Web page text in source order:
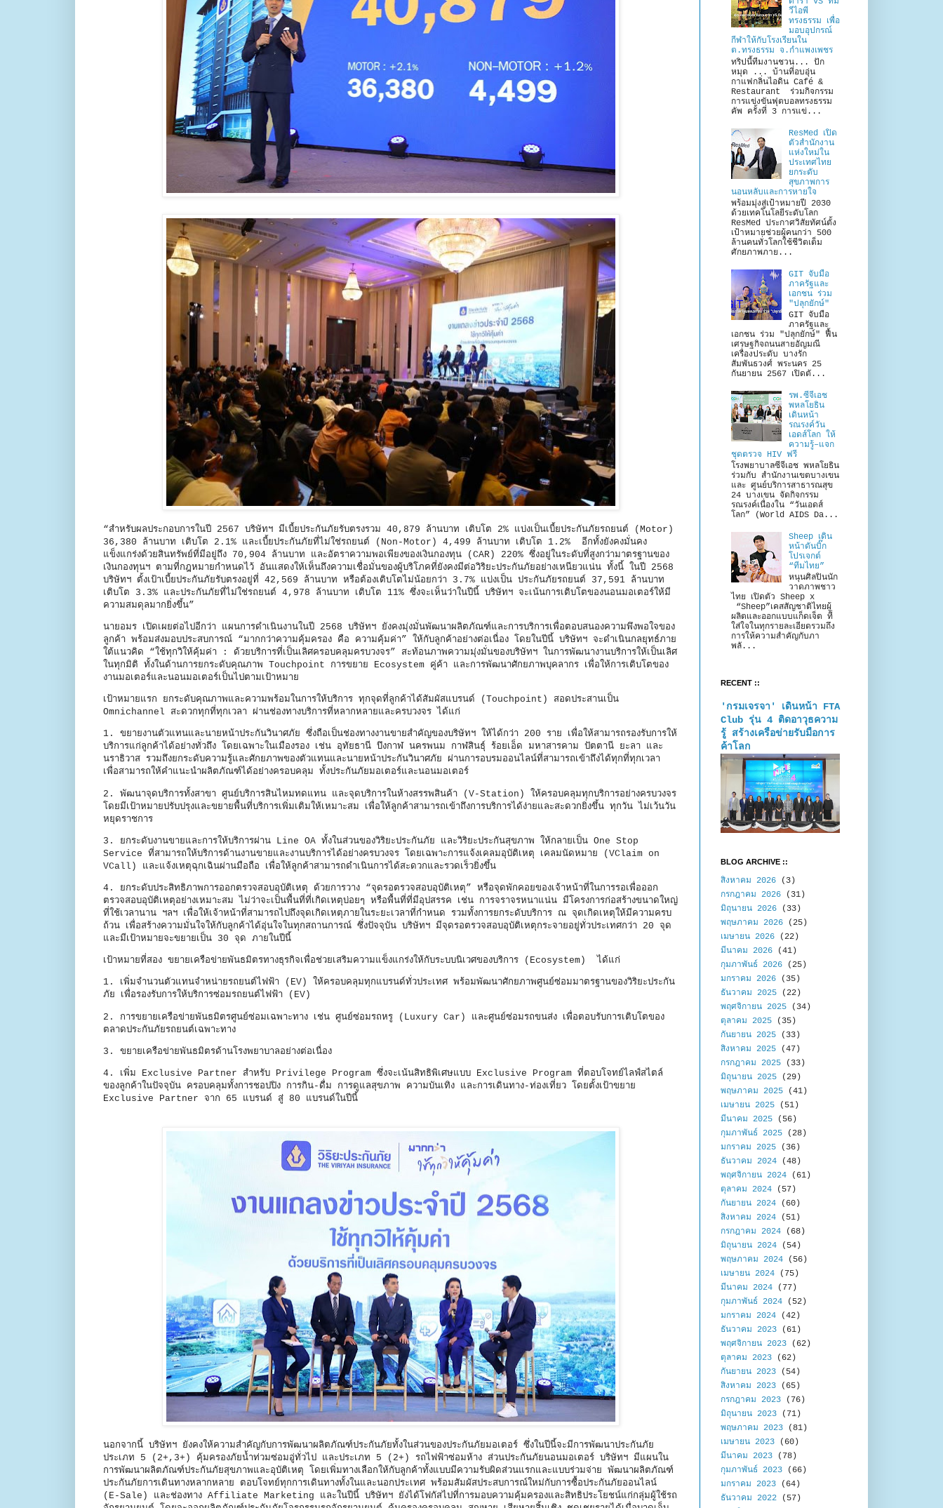
“สำหรับผลประกอบการในปี 2567 บริษัทฯ มีเบี้ยประกันภัยรับตรงรวม 40,879 ล้านบาท เติบโต 2% แบ่งเป็นเบี้ยประกันภัยรถยนต์ (Motor)
36,380 ล้านบาท เติบโต 2.1% และเบี้ยประกันภัยที่ไม่ใช่รถยนต์ (Non-Motor) 4,499 ล้านบาท เติบโต 1.2% อีกทั้งยังคงมั่นคง
แข็งแกร่งด้วยสินทรัพย์ที่มีอยู่ถึง 70,904 ล้านบาท และอัตราความพอเพียงของเงินกองทุน (CAR) 220% ซึ่งอยู่ในระดับที่สูงกว่ามาตรฐานของ
เงินกองทุนฯ ตามที่กฎหมายกำหนดไว้ อันแสดงให้เห็นถึงความเชื่อมั่นของผู้บริโภคที่ยังคงมีต่อวิริยะประกันภัยอย่างเหนียวแน่น ทั้งนี้ ในปี 2568
บริษัทฯ ตั้งเป้าเบี้ยประกันภัยรับตรงอยู่ที่ 42,569 ล้านบาท หรือต้องเติบโตไม่น้อยกว่า 3.7% แบ่งเป็น ประกันภัยรถยนต์ 37,591 ล้านบาท
เติบโต 3.3% และประกันภัยที่ไม่ใช่รถยนต์ 4,978 ล้านบาท เติบโต 11% ซึ่งจะเห็นว่าในปีนี้ บริษัทฯ จะเน้นการเติบโตของนอนมอเตอร์ให้มี
ความสมดุลมากยิ่งขึ้น”
นายอมร เปิดเผยต่อไปอีกว่า แผนการดำเนินงานในปี 2568 บริษัทฯ ยังคงมุ่งมั่นพัฒนาผลิตภัณฑ์และการบริการเพื่อตอบสนองความพึงพอใจของ
ลูกค้า พร้อมส่งมอบประสบการณ์ “มากกว่าความคุ้มครอง คือ ความคุ้มค่า” ให้กับลูกค้าอย่างต่อเนื่อง โดยในปีนี้ บริษัทฯ จะดำเนินกลยุทธ์ภาย
ใต้แนวคิด “ใช้ทุกวิให้คุ้มค่า : ด้วยบริการที่เป็นเลิศครอบคลุมครบวงจร” สะท้อนภาพความมุ่งมั่นของบริษัทฯ ในการพัฒนางานบริการให้เป็นเลิศ
ในทุกมิติ ทั้งในด้านการยกระดับคุณภาพ Touchpoint การขยาย Ecosystem คู่ค้า และการพัฒนาศักยภาพบุคลากร เพื่อให้การเติบโตของ
งานมอเตอร์และนอนมอเตอร์เป็นไปตามเป้าหมาย
เป้าหมายแรก ยกระดับคุณภาพและความพร้อมในการให้บริการ ทุกจุดที่ลูกค้าได้สัมผัสแบรนด์ (Touchpoint) สอดประสานเป็น
Omnichannel สะดวกทุกที่ทุกเวลา ผ่านช่องทางบริการที่หลากหลายและครบวงจร ได้แก่
1. ขยายงานตัวแทนและนายหน้าประกันวินาศภัย ซึ่งถือเป็นช่องทางงานขายสำคัญของบริษัทฯ ให้ได้กว่า 200 ราย เพื่อให้สามารถรองรับการให้
บริการแก่ลูกค้าได้อย่างทั่วถึง โดยเฉพาะในเมืองรอง เช่น อุทัยธานี บึงกาฬ นครพนม กาฬสินธุ์ ร้อยเอ็ด มหาสารคาม ปัตตานี ยะลา และ
นราธิวาส รวมถึงยกระดับความรู้และศักยภาพของตัวแทนและนายหน้าประกันวินาศภัย ผ่านการอบรมออนไลน์ที่สามารถเข้าถึงได้ทุกที่ทุกเวลา
เพื่อสามารถให้คำแนะนำผลิตภัณฑ์ได้อย่างครอบคลุม ทั้งประกันภัยมอเตอร์และนอนมอเตอร์
2. พัฒนาจุดบริการทั้งสาขา ศูนย์บริการสินไหมทดแทน และจุดบริการในห้างสรรพสินค้า (V-Station) ให้ครอบคลุมทุกบริการอย่างครบวงจร
โดยมีเป้าหมายปรับปรุงและขยายพื้นที่บริการเพิ่มเติมให้เหมาะสม เพื่อให้ลูกค้าสามารถเข้าถึงการบริการได้ง่ายและสะดวกยิ่งขึ้น ทุกวัน ไม่เว้นวัน
หยุดราชการ
3. ยกระดับงานขายและการให้บริการผ่าน Line OA ทั้งในส่วนของวิริยะประกันภัย และวิริยะประกันสุขภาพ ให้กลายเป็น One Stop
Service ที่สามารถให้บริการด้านงานขายและงานบริการได้อย่างครบวงจร โดยเฉพาะการแจ้งเคลมอุบัติเหตุ เคลมนัดหมาย (VClaim on
VCall) และแจ้งเหตุฉุกเฉินผ่านมือถือ เพื่อให้ลูกค้าสามารถดำเนินการได้สะดวกและรวดเร็วยิ่งขึ้น
4. ยกระดับประสิทธิภาพการออกตรวจสอบอุบัติเหตุ ด้วยการวาง “จุดรอตรวจสอบอุบัติเหตุ” หรือจุดพักคอยของเจ้าหน้าที่ในการรอเพื่อออก
ตรวจสอบอุบัติเหตุอย่างเหมาะสม ไม่ว่าจะเป็นพื้นที่ที่เกิดเหตุบ่อยๆ หรือพื้นที่ที่มีอุปสรรค เช่น การจราจรหนาแน่น มีโครงการก่อสร้างขนาดใหญ่
ที่ใช้เวลานาน ฯลฯ เพื่อให้เจ้าหน้าที่สามารถไปถึงจุดเกิดเหตุภายในระยะเวลาที่กำหนด รวมทั้งการยกระดับบริการ ณ จุดเกิดเหตุให้มีความครบ
ถ้วน เพื่อสร้างความมั่นใจให้กับลูกค้าได้อุ่นใจในทุกสถานการณ์ ซึ่งปัจจุบัน บริษัทฯ มีจุดรอตรวจสอบอุบัติเหตุกระจายอยู่ทั่วประเทศกว่า 20 จุด
และมีเป้าหมายจะขยายเป็น 30 จุด ภายในปีนี้
เป้าหมายที่สอง ขยายเครือข่ายพันธมิตรทางธุรกิจเพื่อช่วยเสริมความแข็งแกร่งให้กับระบบนิเวศของบริการ (Ecosystem) ได้แก่
1. เพิ่มจำนวนตัวแทนจำหน่ายรถยนต์ไฟฟ้า (EV) ให้ครอบคลุมทุกแบรนด์ทั่วประเทศ พร้อมพัฒนาศักยภาพศูนย์ซ่อมมาตรฐานของวิริยะประกัน
ภัย เพื่อรองรับการให้บริการซ่อมรถยนต์ไฟฟ้า (EV)
2. การขยายเครือข่ายพันธมิตรศูนย์ซ่อมเฉพาะทาง เช่น ศูนย์ซ่อมรถหรู (Luxury Car) และศูนย์ซ่อมรถขนส่ง เพื่อตอบรับการเติบโตของ
ตลาดประกันภัยรถยนต์เฉพาะทาง
3. ขยายเครือข่ายพันธมิตรด้านโรงพยาบาลอย่างต่อเนื่อง
4. เพิ่ม Exclusive Partner สำหรับ Privilege Program ซึ่งจะเน้นสิทธิพิเศษแบบ Exclusive Program ที่ตอบโจทย์ไลฟ์สไตล์
ของลูกค้าในปัจจุบัน ครอบคลุมทั้งการชอปปิง การกิน-ดื่ม การดูแลสุขภาพ ความบันเทิง และการเดินทาง-ท่องเที่ยว โดยตั้งเป้าขยาย
Exclusive Partner จาก 65 แบรนด์ สู่ 80 แบรนด์ในปีนี้
นอกจากนี้ บริษัทฯ ยังคงให้ความสำคัญกับการพัฒนาผลิตภัณฑ์ประกันภัยทั้งในส่วนของประกันภัยมอเตอร์ ซึ่งในปีนี้จะมีการพัฒนาประกันภัย
ประเภท 5 (2+,3+) คุ้มครองภัยน้ำท่วมซ่อมอู่ทั่วไป และประเภท 5 (2+) รถไฟฟ้าซ่อมห้าง ส่วนประกันภัยนอนมอเตอร์ บริษัทฯ มีแผนใน
การพัฒนาผลิตภัณฑ์ประกันภัยสุขภาพและอุบัติเหตุ โดยเพิ่มทางเลือกให้กับลูกค้าทั้งแบบมีความรับผิดส่วนแรกและแบบร่วมจ่าย พัฒนาผลิตภัณฑ์
ประกันภัยการเดินทางหลากหลาย ตอบโจทย์ทุกการเดินทางทั้งในและนอกประเทศ พร้อมสัมผัสประสบการณ์ใหม่กับการซื้อประกันภัยออนไลน์
(E-Sale) และช่องทาง Affiliate Marketing และในปีนี้ บริษัทฯ ยังได้โฟกัสไปที่การมอบความคุ้มครองและสิทธิประโยชน์แก่กลุ่มผู้ใช้รถ
วีไอพี
ทรงธรรม เพื่อ
มอบอุปกรณ์
กีฬาให้กับโรงเรียนใน
ต.ทรงธรรม จ.กำแพงเพชร
ทริปนี้ทีมงานชวน... ปัก
หมุด ... บ้านที่อบอุ่น
กาแฟกลิ่นไอดิน Café &
Restaurant ร่วมกิจกรรม
การแข่งขันฟุตบอลทรงธรรม
คัพ ครั้งที่ 3 การแข่...
ResMed เปิด
ตัวสำนักงาน
แห่งใหม่ใน
ประเทศไทย
ยกระดับ
สุขภาพการ
นอนหลับและการหายใจ
พร้อมมุ่งสู่เป้าหมายปี 2030
ด้วยเทคโนโลยีระดับโลก
ResMed ประกาศวิสัยทัศน์ตั้ง
เป้าหมายช่วยผู้คนกว่า 500
ล้านคนทั่วโลกใช้ชีวิตเต็ม
ศักยภาพภาย...
GIT จับมือ
ภาครัฐและ
เอกชน ร่วม
"ปลุกยักษ์"
GIT จับมือ
ภาครัฐและ
เอกชน ร่วม "ปลุกยักษ์" ฟื้น
เศรษฐกิจถนนสายอัญมณี
เครื่องประดับ บางรัก
สัมพันธวงศ์ พระนคร 25
กันยายน 2567 เปิดตั...
รพ.ซีจีเอช
พหลโยธิน
เดินหน้า
รณรงค์วัน
เอดส์โลก ให้
ความรู้–แจก
ชุดตรวจ HIV ฟรี
โรงพยาบาลซีจีเอช พหลโยธิน
ร่วมกับ สำนักงานเขตบางเขน
และ ศูนย์บริการสาธารณสุข
24 บางเขน จัดกิจกรรม
รณรงค์เนื่องใน “วันเอดส์
โลก” (World AIDS Da...
Sheep เดิน
หน้าดันบิ๊ก
โปรเจกต์
“ทีมไทย”
หนุนศิลปินนัก
วาดภาพชาว
ไทย เปิดตัว Sheep x
“Sheep”เคสสัญชาติไทยผู้
ผลิตและออกแบบแก็ดเจ็ต ที่
ใส่ใจในทุกรายละเอียดรวมถึง
การให้ความสำคัญกับภา
พลั...
RECENT ::
'กรมเจรจา' เดินหน้า FTA
Club รุ่น 4 ติดอาวุธความ
รู้ สร้างเครือข่ายรับมือการ
ค้าโลก
BLOG ARCHIVE ::
สิงหาคม 2026 (3)
กรกฎาคม 2026 (31)
มิถุนายน 2026 (33)
พฤษภาคม 2026 (25)
เมษายน 2026 (22)
มีนาคม 2026 (41)
กุมภาพันธ์ 2026 (25)
มกราคม 2026 (35)
ธันวาคม 2025 (22)
พฤศจิกายน 2025 (34)
ตุลาคม 2025 (35)
กันยายน 2025 (33)
สิงหาคม 2025 (47)
กรกฎาคม 2025 (33)
มิถุนายน 2025 (29)
พฤษภาคม 2025 (41)
เมษายน 2025 (51)
มีนาคม 2025 (56)
กุมภาพันธ์ 2025 (28)
มกราคม 2025 (36)
ธันวาคม 2024 (48)
พฤศจิกายน 2024 (61)
ตุลาคม 2024 (57)
กันยายน 2024 (60)
สิงหาคม 2024 (51)
กรกฎาคม 2024 (68)
มิถุนายน 2024 (54)
พฤษภาคม 2024 (56)
เมษายน 2024 (75)
มีนาคม 2024 (77)
กุมภาพันธ์ 2024 (52)
มกราคม 2024 (42)
ธันวาคม 2023 (61)
พฤศจิกายน 2023 (62)
ตุลาคม 2023 (62)
กันยายน 2023 (54)
สิงหาคม 2023 (65)
กรกฎาคม 2023 (76)
มิถุนายน 2023 (71)
พฤษภาคม 2023 (81)
เมษายน 2023 (60)
มีนาคม 2023 (78)
กุมภาพันธ์ 2023 (66)
มกราคม 2023 (64)
ธันวาคม 2022 (57)